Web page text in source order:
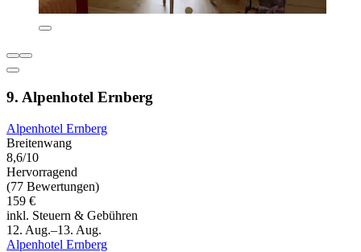
9. Alpenhotel Ernberg
Alpenhotel Ernberg
Breitenwang
8,6/10
Hervorragend
(77 Bewertungen)
159 €
inkl. Steuern & Gebühren
12. Aug.–13. Aug.
Alpenhotel Ernberg